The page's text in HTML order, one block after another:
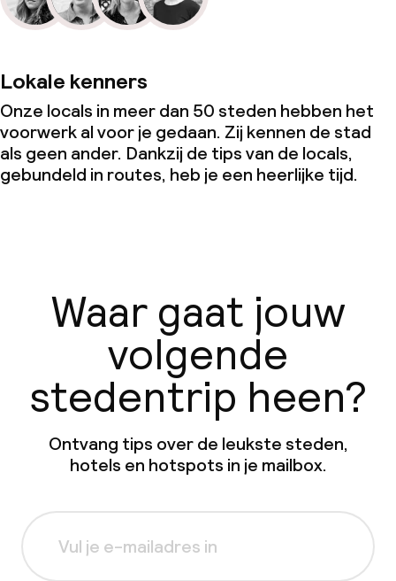
Lokale kenners
Onze locals in meer dan 50 steden hebben het
voorwerk al voor je gedaan. Zij kennen de stad
als geen ander. Dankzij de tips van de locals,
gebundeld in routes, heb je een heerlijke tijd.
Waar gaat jouw
volgende
stedentrip heen?
Ontvang tips over de leukste steden,
hotels en hotspots in je mailbox.